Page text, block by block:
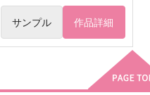
サンプル 作品詳細